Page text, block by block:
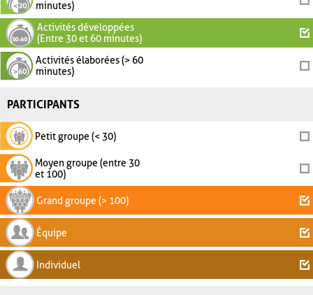
minutes)
Activités développées
(Entre 30 et 60 minutes)
Activités élaborées (> 60
minutes)
PARTICIPANTS
Petit groupe (< 30)
Moyen groupe (entre 30
et 100)
Grand groupe (> 100)
Équipe
Individuel